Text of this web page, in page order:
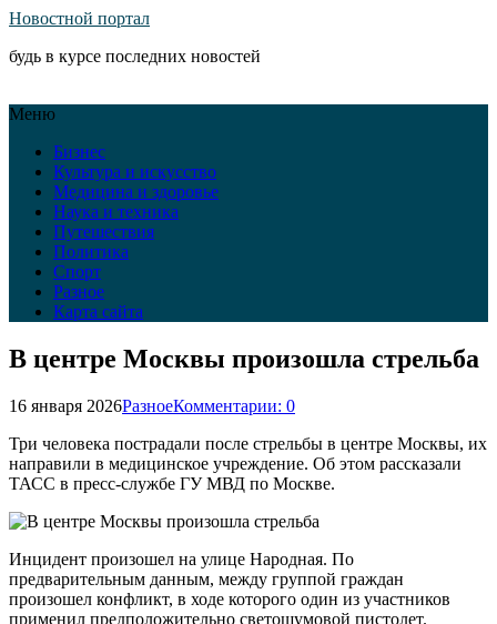
Новостной портал
будь в курсе последних новостей
Меню
Бизнес
Культура и искусство
Медицина и здоровье
Наука и техника
Путешествия
Политика
Спорт
Разное
Карта сайта
В центре Москвы произошла стрельба
16 января 2026РазноеКомментарии: 0
Три человека пострадали после стрельбы в центре Москвы, их
направили в медицинское учреждение. Об этом рассказали
ТАСС в пресс-службе ГУ МВД по Москве.
Инцидент произошел на улице Народная. По
предварительным данным, между группой граждан
произошел конфликт, в ходе которого один из участников
применил предположительно светошумовой пистолет.